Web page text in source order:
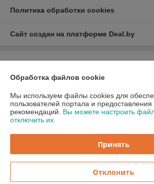
Политика обработки cookies
Сайт создан на платформе Deal.by
Индивидуальный предприниматель:
Регистрационный номер ЕГР: 193081965
УНП: 193081965
Дата регистрации компании: 22.05.2018
Обработка файлов cookie
Мы используем файлы cookies для
пользователей портала и
рекомендаций. Вы можете настроить
отключить их.
Принять
Отклонить